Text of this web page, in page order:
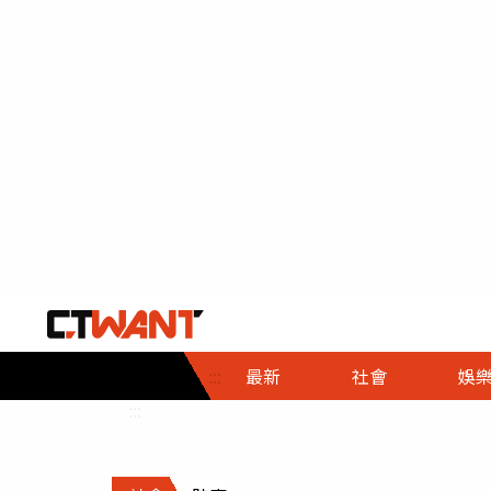
::: 最新 社會
社會首頁
時事
調查
娛樂
娛樂首頁
即時
財經首頁
熱線
政